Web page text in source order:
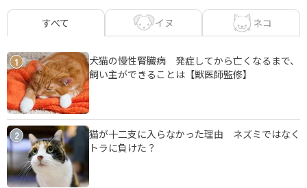
すべて イヌ ネコ
1
犬猫の慢性腎臓病 発症してから亡くなるまで、
飼い主ができることは【獣医師監修】
2
猫が十二支に入らなかった理由 ネズミではなく
トラに負けた？